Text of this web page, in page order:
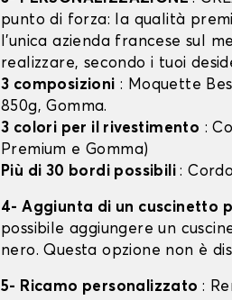
punto di forza: la qualità
l’unica azienda francese sul
realizzare, secondo i tuoi
3 composizioni : Moquette
850g, Gomma.
3 colori per il rivestimento :
Premium e Gomma)
Più di 30 bordi possibili:
4- Aggiunta di un cuscinetto
possibile aggiungere un
nero. Questa opzione non è
5- Ricamo personalizzato :